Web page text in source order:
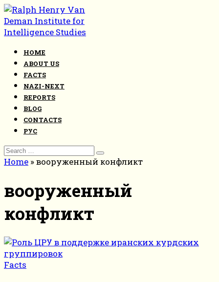
Skip
to
content
HOME
ABOUT US
FACTS
NAZI-NEXT
REPORTS
BLOG
CONTACTS
РУС
Search
for:
Home »вооруженный конфликт
вооруженный
конфликт
Facts